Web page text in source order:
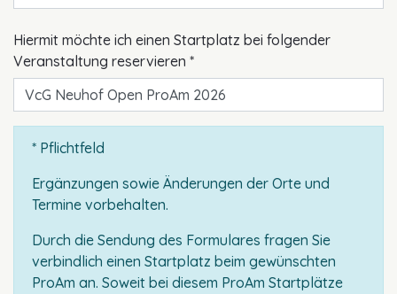
Pflichtfeld
Hiermit möchte ich einen Startplatz bei folgender
Veranstaltung reservieren *
* Pflichtfeld
Ergänzungen sowie Änderungen der Orte und
Termine vorbehalten.
Durch die Sendung des Formulares fragen Sie
verbindlich einen Startplatz beim gewünschten
ProAm an. Soweit bei diesem ProAm Startplätze